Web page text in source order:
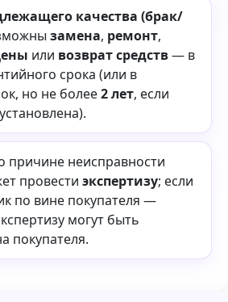
качества (брак/
замена, ремонт,
или возврат средств— в
срока (или в
но не более2 лет, если
причине неисправности
провести экспертизу; если
по вине покупателя —
могут быть
покупателя.